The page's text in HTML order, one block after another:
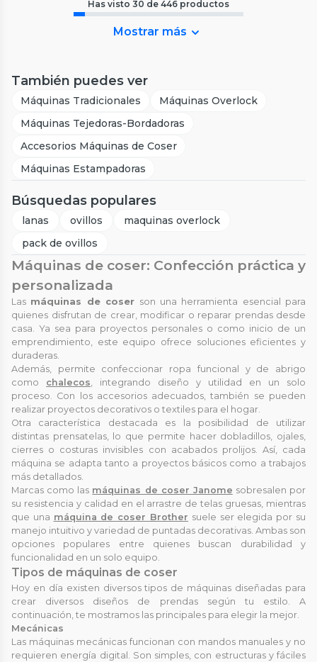
Has visto 30 de 446 productos
Mostrar más
También puedes ver
Máquinas Tradicionales
Máquinas Overlock
Máquinas Tejedoras-Bordadoras
Accesorios Máquinas de Coser
Máquinas Estampadoras
Búsquedas populares
lanas ovillos
maquinas overlock
pack de ovillos
Máquinas de coser: Confección práctica y
personalizada
Las máquinas de coser son una herramienta esencial para
quienes disfrutan de crear, modificar o reparar prendas desde
casa. Ya sea para proyectos personales o como inicio de un
emprendimiento, este equipo ofrece soluciones eficientes y
duraderas.
Además, permite confeccionar ropa funcional y de abrigo
como chalecos, integrando diseño y utilidad en un solo
proceso. Con los accesorios adecuados, también se pueden
realizar proyectos decorativos o textiles para el hogar.
Otra característica destacada es la posibilidad de utilizar
distintas prensatelas, lo que permite hacer dobladillos, ojales,
cierres o costuras invisibles con acabados prolijos. Así, cada
máquina se adapta tanto a proyectos básicos como a trabajos
más detallados.
Marcas como las máquinas de coser Janome sobresalen por
su resistencia y calidad en el arrastre de telas gruesas, mientras
que una máquina de coser Brother suele ser elegida por su
manejo intuitivo y variedad de puntadas decorativas. Ambas son
opciones populares entre quienes buscan durabilidad y
funcionalidad en un solo equipo.
Tipos de máquinas de coser
Hoy en día existen diversos tipos de máquinas diseñadas para
crear diversos diseños de prendas según tu estilo. A
continuación, te mostramos las principales para elegir la mejor.
Mecánicas
Las máquinas mecánicas funcionan con mandos manuales y no
requieren energía digital. Son simples, con estructuras y fáciles